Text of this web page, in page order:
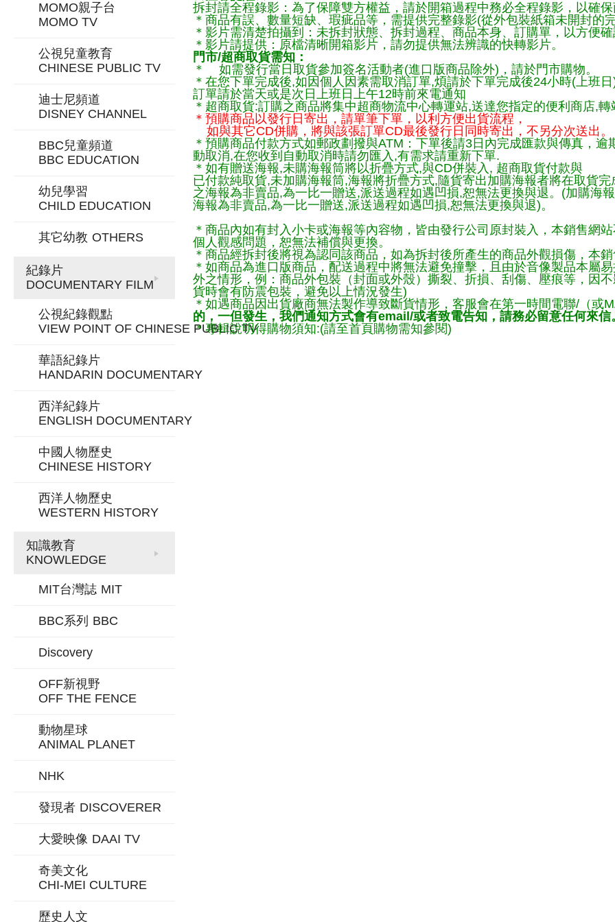
MOMO親子台
MOMO TV
公視兒童教育
CHINESE PUBLIC TV
迪士尼頻道
DISNEY CHANNEL
BBC兒童頻道
BBC EDUCATION
幼兒學習
CHILD EDUCATION
其它幼教 OTHERS
紀錄片
DOCUMENTARY FILM
公視紀錄觀點
VIEW POINT OF CHINESE PUBLIC TV
華語紀錄片
HANDARIN DOCUMENTARY
西洋紀錄片
ENGLISH DOCUMENTARY
中國人物歷史
CHINESE HISTORY
西洋人物歷史
WESTERN HISTORY
知識教育
KNOWLEDGE
MIT台灣誌 MIT
BBC系列 BBC
Discovery
OFF新視野
OFF THE FENCE
動物星球
ANIMAL PLANET
NHK
發現者 DISCOVERER
大愛映像 DAAI TV
奇美文化
CHI-MEI CULTURE
歷史人文
拆封請全程錄影：為了保障雙方權益，請於開箱過程中務必全程錄影，以確
＊商品有誤、數量短缺、瑕疵品等，需提供完整錄影(從外包裝紙箱未開封的
＊影片需清楚拍攝到：未拆封狀態、拆封過程、商品本身、訂購單，以方便
＊影片請提供：原檔清晰開箱影片，請勿提供無法辨識的快轉影片。
門市/超商取貨需知：
＊ 如需發行當日取貨參加簽名活動者(進口版商品除外)，請於門市購物。
＊在您下單完成後,如因個人因素需取消訂單,煩請於下單完成後24小時(上班
訂單請於當天或是次日上班日上午12時前來電通知
＊超商取貨:訂購之商品將集中超商物流中心轉運站,送達您指定的便利商店,
＊預購商品以發行日寄出，請單筆下單，以利方便出貨流程，
如與其它CD併購，將與該張訂單CD最後發行日同時寄出，不另分次送出。
＊預購商品付款方式如郵政劃撥與ATM：下單後請3日內完成匯款與傳真，
動取消,在您收到自動取消時請勿匯入,有需求請重新下單.
＊如有贈送海報,未購海報筒將以折疊方式,與CD併裝入, 超商取貨付款與
已付款純取貨,未加購海報筒,海報將折疊方式,隨貨寄出加購海報者將在取貨
之海報為非賣品,為一比一贈送,派送過程如遇凹損,恕無法更換與退。(加購海
海報為非賣品,為一比一贈送,派送過程如遇凹損,恕無法更換與退)。
＊商品內如有封入小卡或海報等內容物，皆由發行公司原封裝入，本銷售網
個人觀感問題，恕無法補償與更換。
＊商品經拆封後將視為認同該商品，如為拆封後所產生的商品外觀損傷，本
＊如商品為進口版商品，配送過程中將無法避免撞擊，且由於音像製品本屬
外之情形，例：商品外包裝（封面或外殼）撕裂、折損、刮傷、壓痕等，因
貨時會有防震包裝，避免以上情況發生)
＊如遇商品因出貨廠商無法製作導致斷貨情形，客服會在第一時間電聯/（或
的，一但發生，我們通知方式會有email/或者致電告知，請務必留意任何來信
＊專輯說明得購物須知:(請至首頁購物需知參閱)